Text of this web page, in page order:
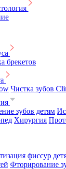
брекетов
Чистка зубов
зубов детям
Хирургия
фиссур
Фторирование